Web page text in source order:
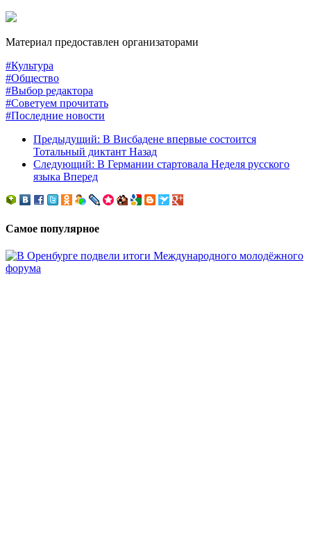
Материал предоставлен организаторами
#Культура
#Общество
#Выбор редактора
#Советуем прочитать
#Последние новости
Предыдущий: В Висбадене впервые состоится
Тотальный диктант Назад
Следующий: В Германии стартовала Неделя русского
языка Вперед
Самое популярное